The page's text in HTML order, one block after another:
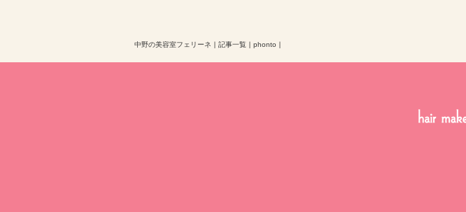
中野の美容室フェリーネ ｜ 記事一覧 ｜ phonto ｜